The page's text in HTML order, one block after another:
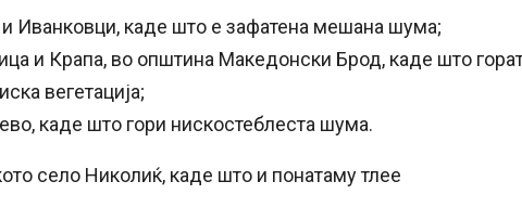
Иванковци, каде што е зафатена мешана шума;
и Крапа, во општина Македонски Брод, каде што
вегетација;
каде што гори нискостеблеста шума.
село Николиќ, каде што и понатаму тлее